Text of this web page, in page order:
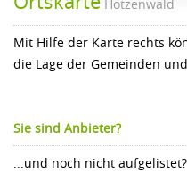
Hotzenwald
Mit Hilfe der Karte rechts
die Lage der Gemeinden
Sie sind Anbieter?
...und noch nicht aufgelistet?